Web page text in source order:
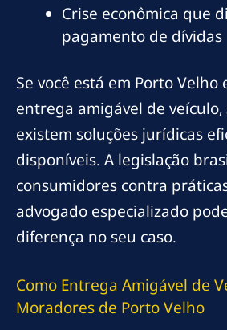
Crise econômica que
pagamento de dívidas
Se você está em Porto Velho
entrega amigável de veículo,
existem soluções jurídicas
disponíveis. A legislação
consumidores contra
advogado especializado
diferença no seu caso.
Como Entrega Amigável de
Moradores de Porto Velho